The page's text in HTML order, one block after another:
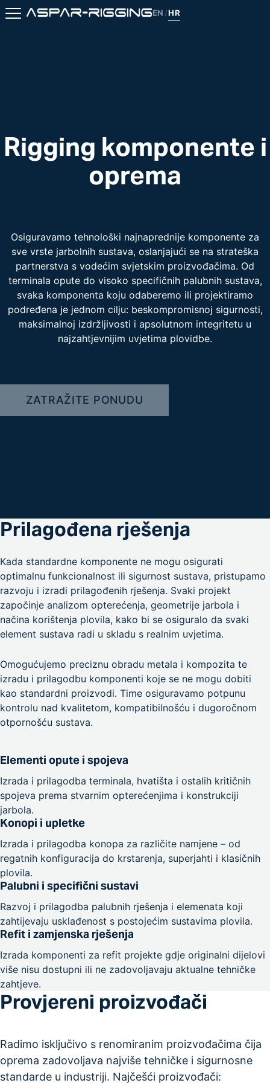
EN /HR
Rigging komponente i
oprema
Osiguravamo tehnološki najnaprednije komponente za
sve vrste jarbolnih sustava, oslanjajući se na strateška
partnerstva s vodećim svjetskim proizvođačima. Od
terminala opute do visoko specifičnih palubnih sustava,
svaka komponenta koju odaberemo ili projektiramo
podređena je jednom cilju: beskompromisnoj sigurnosti,
maksimalnoj izdržljivosti i apsolutnom integritetu u
najzahtjevnijim uvjetima plovidbe.
ZATRAŽITE PONUDU
Prilagođena rješenja
Kada standardne komponente ne mogu osigurati
optimalnu funkcionalnost ili sigurnost sustava, pristupamo
razvoju i izradi prilagođenih rješenja. Svaki projekt
započinje analizom opterećenja, geometrije jarbola i
načina korištenja plovila, kako bi se osiguralo da svaki
element sustava radi u skladu s realnim uvjetima.
Omogućujemo preciznu obradu metala i kompozita te
izradu i prilagodbu komponenti koje se ne mogu dobiti
kao standardni proizvodi. Time osiguravamo potpunu
kontrolu nad kvalitetom, kompatibilnošću i dugoročnom
otpornošću sustava.
Elementi opute i spojeva
Izrada i prilagodba terminala, hvatišta i ostalih kritičnih
spojeva prema stvarnim opterećenjima i konstrukciji
jarbola.
Konopi i upletke
Izrada i prilagodba konopa za različite namjene – od
regatnih konfiguracija do krstarenja, superjahti i klasičnih
plovila.
Palubni i specifični sustavi
Razvoj i prilagodba palubnih rješenja i elemenata koji
zahtijevaju usklađenost s postojećim sustavima plovila.
Refit i zamjenska rješenja
Izrada komponenti za refit projekte gdje originalni dijelovi
više nisu dostupni ili ne zadovoljavaju aktualne tehničke
zahtjeve.
Provjereni proizvođači
Radimo isključivo s renomiranim proizvođačima čija
oprema zadovoljava najviše tehničke i sigurnosne
standarde u industriji. Najčešći proizvođači: